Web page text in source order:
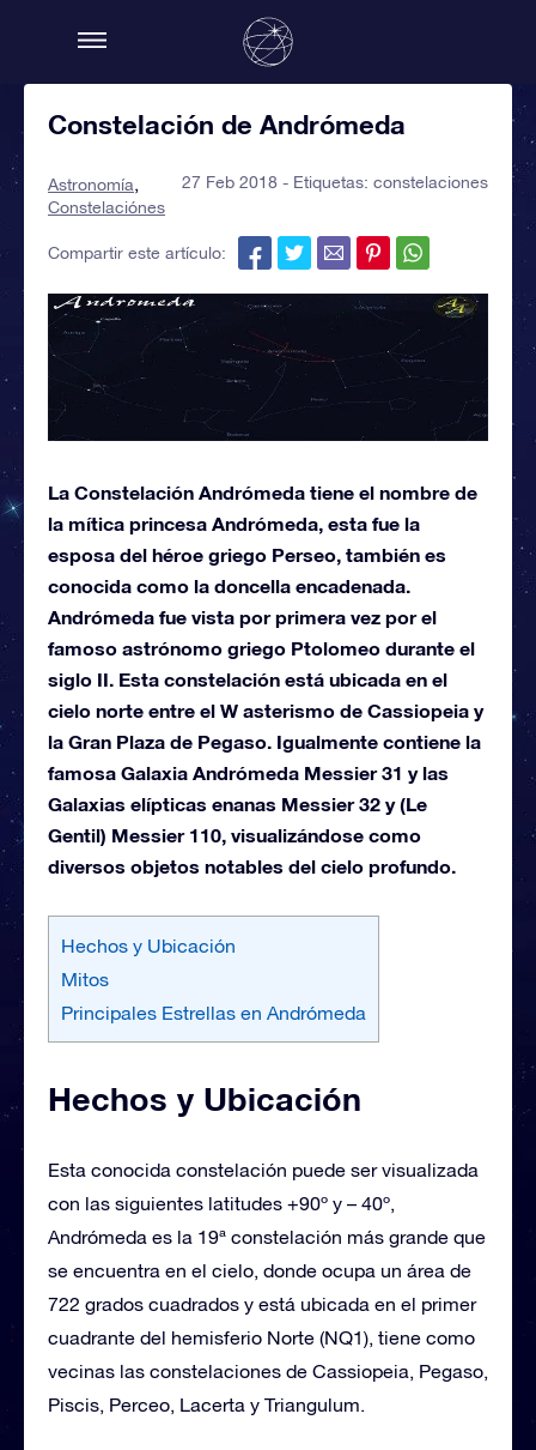
Constelación de Andrómeda
Astronomía
Constelaciónes
27 Feb 2018 - Etiquetas: constelaciones
Compartir este artículo:
La Constelación Andrómeda tiene el nombre de
la mítica princesa Andrómeda, esta fue la
esposa del héroe griego Perseo, también es
conocida como la doncella encadenada.
Andrómeda fue vista por primera vez por el
famoso astrónomo griego Ptolomeo durante el
siglo II. Esta constelación está ubicada en el
cielo norte entre el W asterismo de Cassiopeia y
la Gran Plaza de Pegaso. Igualmente contiene la
famosa Galaxia Andrómeda Messier 31 y las
Galaxias elípticas enanas Messier 32 y (Le
Gentil) Messier 110, visualizándose como
diversos objetos notables del cielo profundo.
Hechos y Ubicación
Mitos
Principales Estrellas en Andrómeda
Hechos y Ubicación
Esta conocida constelación puede ser visualizada
con las siguientes latitudes +90º y – 40º,
Andrómeda es la 19ª constelación más grande que
se encuentra en el cielo, donde ocupa un área de
722 grados cuadrados y está ubicada en el primer
cuadrante del hemisferio Norte (NQ1), tiene como
vecinas las constelaciones de Cassiopeia, Pegaso,
Piscis, Perceo, Lacerta y Triangulum.